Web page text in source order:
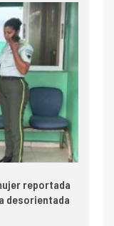
reportada
desorientada